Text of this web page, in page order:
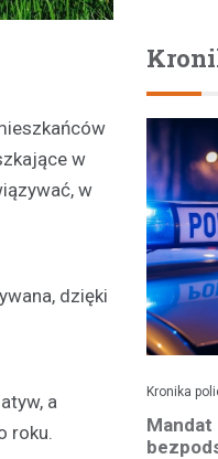
w
w
dzięki
a
roku.
NA
Kronika
Mandat